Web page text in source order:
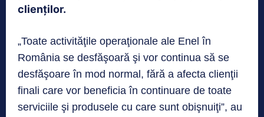
clienţilor.
„Toate activităţile operaţionale ale Enel în
România se desfăşoară şi vor continua să se
desfăşoare în mod normal, fără a afecta clienţii
finali care vor beneficia în continuare de toate
serviciile şi produsele cu care sunt obişnuiţi”, au